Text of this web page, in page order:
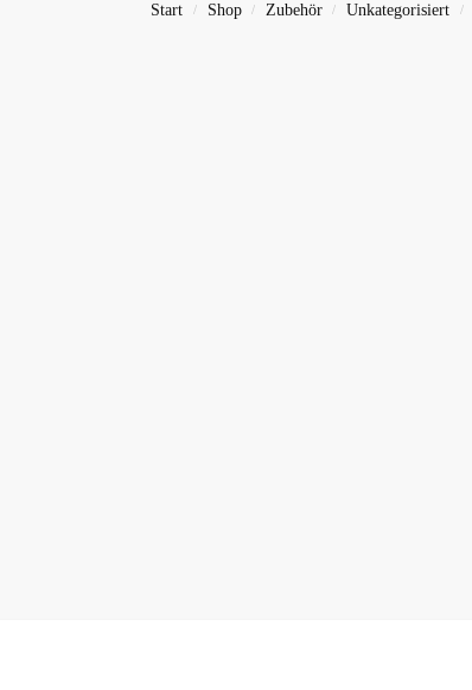
Start / Shop / Zubehör / Unkategorisiert /